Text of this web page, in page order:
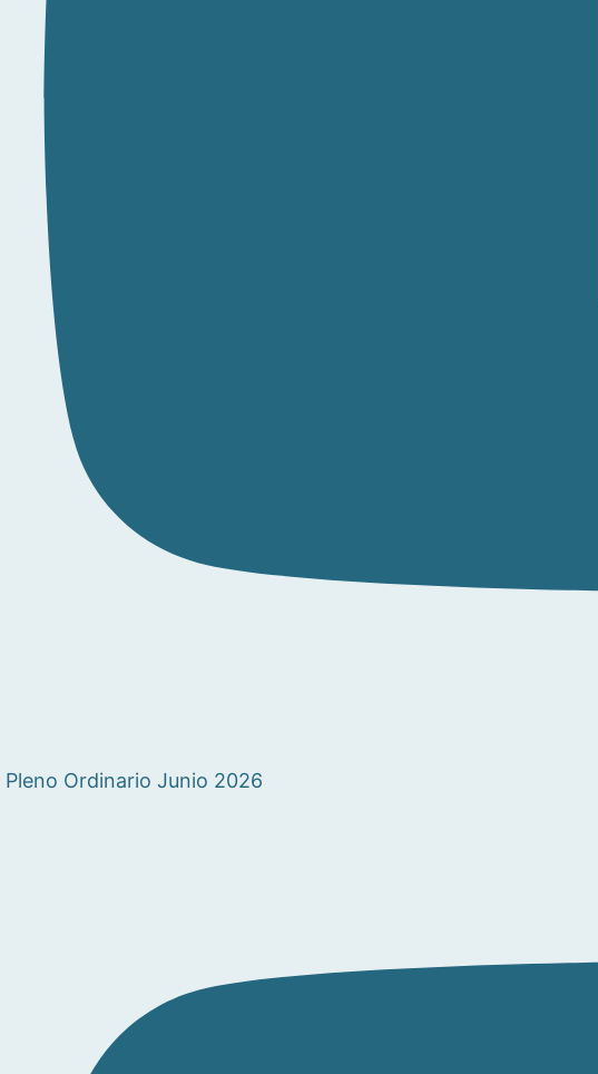
Pleno Ordinario Junio 2026